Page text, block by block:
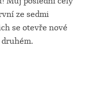
ze sedmi
se otevře nové